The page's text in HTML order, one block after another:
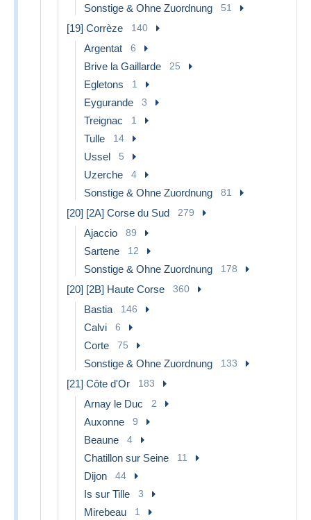
Sonstige & Ohne Zuordnung 51
[19] Corrèze 140
Argentat 6
Brive la Gaillarde 25
Egletons 1
Eygurande 3
Treignac 1
Tulle 14
Ussel 5
Uzerche 4
Sonstige & Ohne Zuordnung 81
[20] [2A] Corse du Sud 279
Ajaccio 89
Sartene 12
Sonstige & Ohne Zuordnung 178
[20] [2B] Haute Corse 360
Bastia 146
Calvi 6
Corte 75
Sonstige & Ohne Zuordnung 133
[21] Côte d'Or 183
Arnay le Duc 2
Auxonne 9
Beaune 4
Chatillon sur Seine 11
Dijon 44
Is sur Tille 3
Mirebeau 1